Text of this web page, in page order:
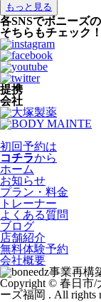
もっと見る
各SNSでボニーズ
そちらもチェック！
提携
会社
初回予約は
コチラから
ホーム
お知らせ
プラン・料金
トレーナー
よくある質問
ブログ
店舗紹介
無料体験予約
会社概要
事業再構
Copyright © 春日市
ーズ福岡 . All rights